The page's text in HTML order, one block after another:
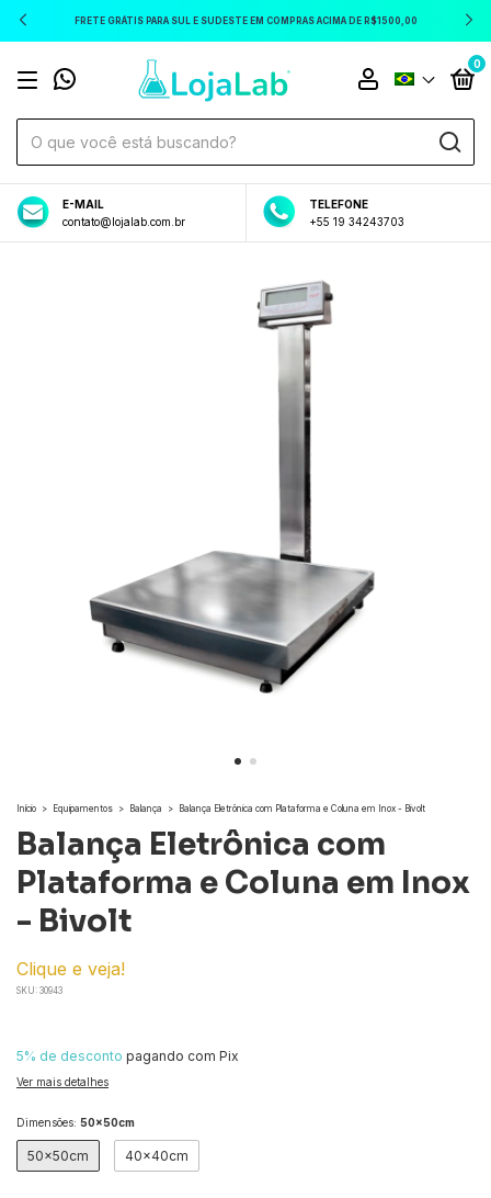
FRETE GRÁTIS PARA SUL E SUDESTE EM COMPRAS ACIMA DE R$1500,00
0
E-MAIL
contato@lojalab.com.br
TELEFONE
+55 19 34243703
Início > Equipamentos > Balança > Balança Eletrônica com Plataforma e Coluna em Inox - Bivolt
Balança Eletrônica com
Plataforma e Coluna em Inox
- Bivolt
Clique e veja!
SKU: 30943
5% de desconto pagando com Pix
Ver mais detalhes
Dimensões: 50x50cm
50x50cm 40x40cm